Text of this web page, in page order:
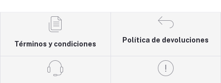
Términos y condiciones
Política de devoluciones